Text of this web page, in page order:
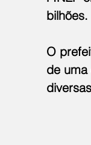
bilhões.
O
de